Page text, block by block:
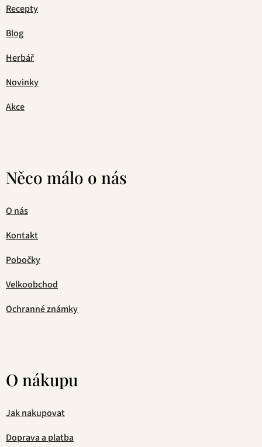
Recepty
Blog
Herbář
Novinky
Akce
Něco málo o nás
O nás
Kontakt
Pobočky
Velkoobchod
Ochranné známky
O nákupu
Jak nakupovat
Doprava a platba